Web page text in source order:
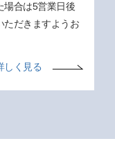
場合は5営業日後
ただきますようお
しく見る